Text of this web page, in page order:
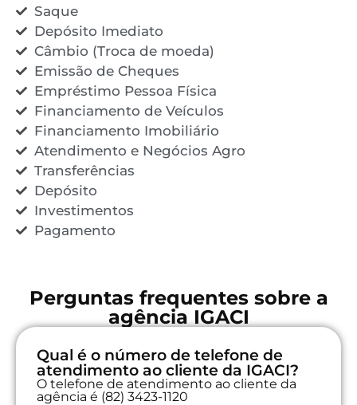
Saque
Depósito Imediato
Câmbio (Troca de moeda)
Emissão de Cheques
Empréstimo Pessoa Física
Financiamento de Veículos
Financiamento Imobiliário
Atendimento e Negócios Agro
Transferências
Depósito
Investimentos
Pagamento
Perguntas frequentes sobre a
agência IGACI
Qual é o número de telefone de
atendimento ao cliente da IGACI?
O telefone de atendimento ao cliente da
agência é (82) 3423-1120